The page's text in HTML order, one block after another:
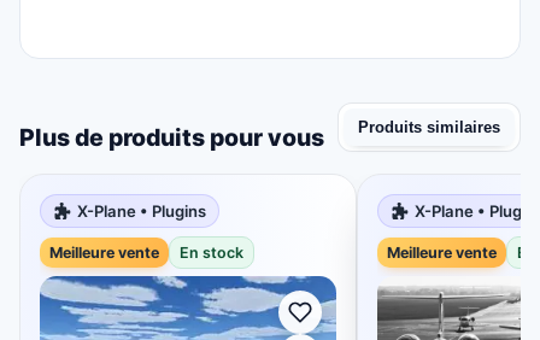
Plus de produits pour vous Produits similaires
X-Plane • Plugins
Meilleure vente En stock
X-Plane •
Meilleure vente